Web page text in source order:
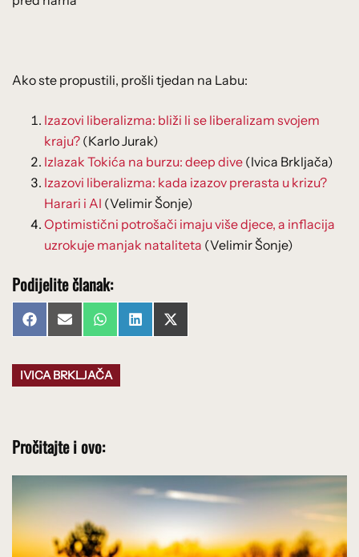
Ako ste propustili, prošli tjedan na Labu:
Izazovi liberalizma: bliži li se liberalizam svojem
kraju? (Karlo Jurak)
Izlazak Tokića na burzu: deep dive (Ivica Brkljača)
Izazovi liberalizma: kada izazov prerasta u krizu?
Harari i AI (Velimir Šonje)
Optimistični potrošači imaju više djece, a inflacija
uzrokuje manjak nataliteta (Velimir Šonje)
Podijelite članak:
Share
on
FacebookShare
on
Email Share
on
WhatsAppShare
on
LinkedInShare
on
X
(Twitter)
IVICA BRKLJAČA
Pročitajte i ovo: